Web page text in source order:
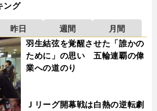
ング
昨日 週間
月間
羽生結弦を覚醒させた「誰かの
ために」の思い 五輪連覇の偉
業への道のり
Ｊリーグ開幕戦は白熱の逆転劇